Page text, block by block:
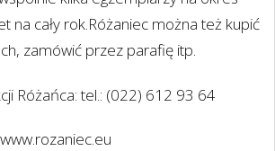
na cały rok.Różaniec można też kupić
zamówić przez parafię itp.
Różańca: tel.: (022) 612 93 64